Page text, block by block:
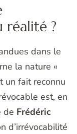
réalité ?
dans le
la nature «
un fait reconnu
est, en
de Frédéric
d’irrévocabilité